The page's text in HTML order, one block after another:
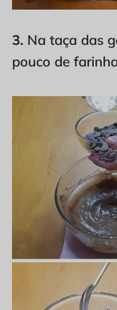
3. Na taça das
pouco de